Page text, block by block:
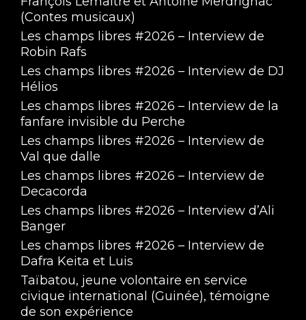
(Contes musicaux)
Les champs libres #2026 – Interview de
Robin Rafs
Les champs libres #2026 – Interview de DJ
Hélios
Les champs libres #2026 – Interview de la
fanfare invisible du Perche
Les champs libres #2026 – Interview de
Val que dalle
Les champs libres #2026 – Interview de
Decacorda
Les champs libres #2026 – Interview d’Ali
Banger
Les champs libres #2026 – Interview de
Dafra Keita et Luis
Taïbatou, jeune volontaire en service
civique international (Guinée), témoigne
de son expérience